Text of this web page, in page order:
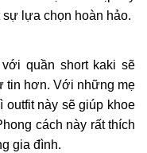
sự lựa chọn hoàn hảo.
quần short kaki sẽ
tin hơn. Với những mẹ
outfit này sẽ giúp khoe
cách này rất thích
gia đình.